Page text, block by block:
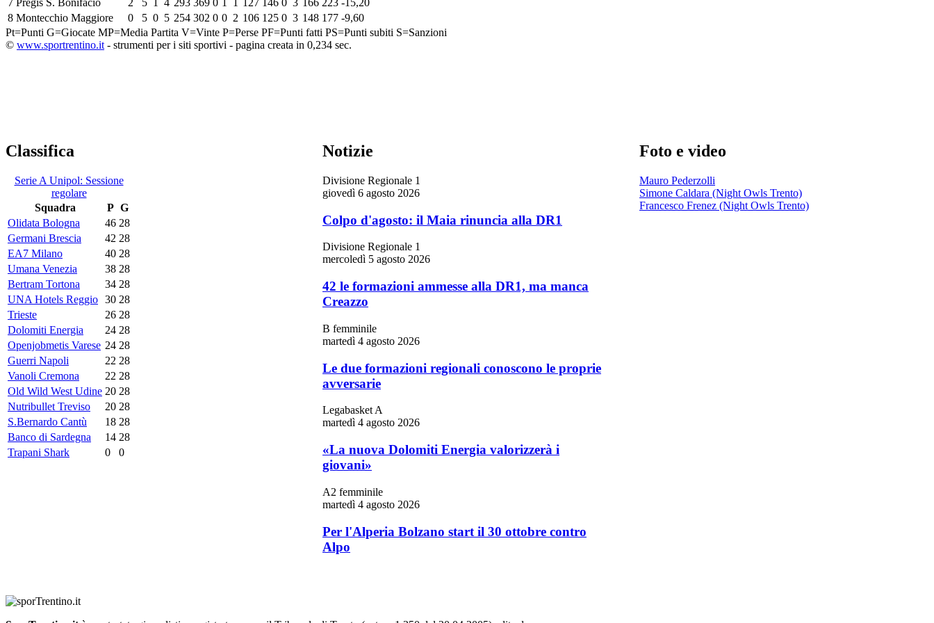
7 Pregis S. Bonifacio 2 5 4 293 369 0 127 146 0 3 166 223 -15,20
8 Montecchio Maggiore 0 5 0 5 254 302 0 0 2 106 125 0 3 148 177 -9,60
Pt=Punti G=Giocate MP=Media Partita V=Vinte P=Perse PF=Punti fatti PS=Punti subiti S=Sanzioni
© www.sportrentino.it - strumenti per i siti sportivi - pagina creata in 0,234 sec.
Classifica
Serie A Unipol: Sessione
regolare
Squadra
P G
Olidata Bologna
46 28
Germani Brescia
42 28
EA7 Milano
40 28
Umana Venezia
38 28
Bertram Tortona
34 28
UNA Hotels Reggio 30 28
Trieste
26 28
Dolomiti Energia
24 28
Openjobmetis Varese 24 28
Guerri Napoli
22 28
Vanoli Cremona
22 28
Old Wild West Udine 20 28
Nutribullet Treviso
20 28
S.Bernardo Cantù
18 28
Banco di Sardegna
14 28
Trapani Shark
0 0
Notizie
Divisione Regionale 1
giovedì 6 agosto 2026
Colpo d'agosto: il Maia rinuncia alla DR1
Divisione Regionale 1
mercoledì 5 agosto 2026
42 le formazioni ammesse alla DR1, ma manca
Creazzo
B femminile
martedì 4 agosto 2026
Le due formazioni regionali conoscono le proprie
avversarie
Legabasket A
martedì 4 agosto 2026
«La nuova Dolomiti Energia valorizzerà i
giovani»
A2 femminile
martedì 4 agosto 2026
Per l'Alperia Bolzano start il 30 ottobre contro
Alpo
Foto e video
Mauro Pederzolli
Simone Caldara (Night Owls Trento)
Francesco Frenez (Night Owls Trento)